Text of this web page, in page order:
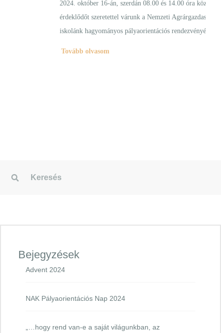
2024. október 16-án, szerdán 08.00 és 14.00 óra között minden
érdeklődőt szeretettel várunk a Nemzeti Agrárgazdasági Kamara és
iskolánk hagyományos pályaorientációs rendezvényén!
Tovább olvasom
Bejegyzések
Advent 2024
NAK Pályaorientációs Nap 2024
„…hogy rend van-e a saját világunkban, az